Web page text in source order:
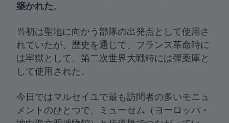
築かれた。
当初は聖地に向かう部隊の出発点として使用さ
れていたが、歴史を通じて、フランス革命時に
は牢獄として、第二次世界大戦時には弾薬庫と
して使用された。
今日ではマルセイユで最も訪問者の多いモニュ
メントのひとつで、ミューセム（ヨーロッパ・